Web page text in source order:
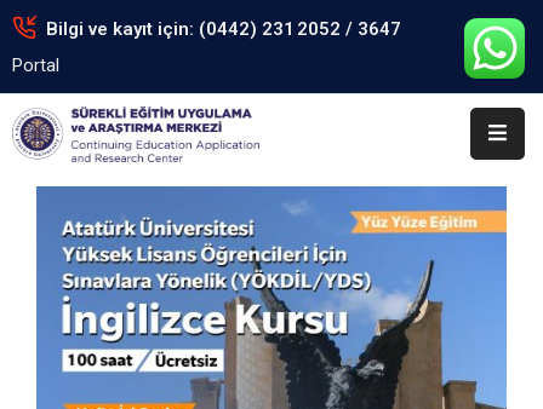
Bilgi ve kayıt için: (0442) 231 2052 / 3647
Portal
Anasayfa
Kurumsal
Eğitimler
Arşiv
Formlar
Portal